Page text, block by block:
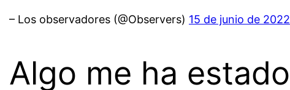
– Los observadores (@Observers) 15 de junio de 2022
Algo me ha